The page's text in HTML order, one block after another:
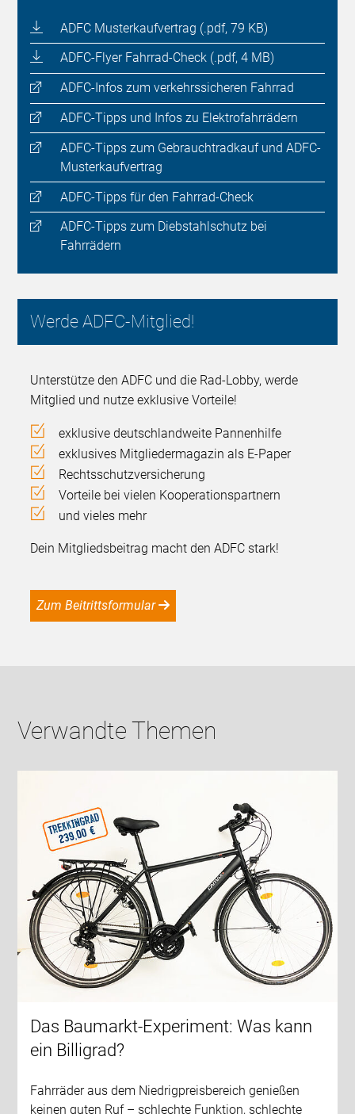
ADFC Musterkaufvertrag (.pdf, 79 KB)
ADFC-Flyer Fahrrad-Check (.pdf, 4 MB)
ADFC-Infos zum verkehrssicheren Fahrrad
ADFC-Tipps und Infos zu Elektrofahrrädern
ADFC-Tipps zum Gebrauchtradkauf und ADFC-
Musterkaufvertrag
ADFC-Tipps für den Fahrrad-Check
ADFC-Tipps zum Diebstahlschutz bei
Fahrrädern
Werde ADFC-Mitglied!
Unterstütze den ADFC und die Rad-Lobby, werde
Mitglied und nutze exklusive Vorteile!
exklusive deutschlandweite Pannenhilfe
exklusives Mitgliedermagazin als E-Paper
Rechtsschutzversicherung
Vorteile bei vielen Kooperationspartnern
und vieles mehr
Dein Mitgliedsbeitrag macht den ADFC stark!
Zum Beitrittsformular
Verwandte Themen
Das Baumarkt-Experiment: Was kann
ein Billigrad?
Fahrräder aus dem Niedrigpreisbereich genießen
keinen guten Ruf – schlechte Funktion, schlechte